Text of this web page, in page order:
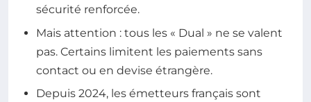
sécurité renforcée.
Mais attention : tous les « Dual » ne se valent
pas. Certains limitent les paiements sans
contact ou en devise étrangère.
Depuis 2024, les émetteurs français sont